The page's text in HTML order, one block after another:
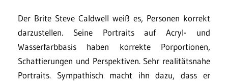
Der Brite Steve Caldwell weiß es, Personen korrekt
darzustellen. Seine Portraits auf Acryl- und
Wasserfarbbasis haben korrekte Porportionen,
Schattierungen und Perspektiven. Sehr realitätsnahe
Portraits. Sympathisch macht ihn dazu, dass er